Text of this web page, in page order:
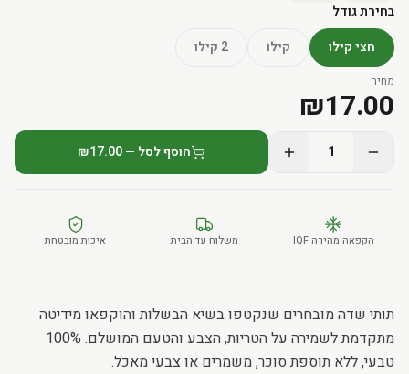
בחירת גודל
חצי קילו
קילו 2 קילו
מחיר
₪17.00
1 הוסף לסל — ₪17.00
הקפאה מהירה IQF משלוח עד הבית איכות מובטחת
תותי שדה מובחרים שנקטפו בשיא הבשלות והוקפאו מידיטה
מתקדמת לשמירה על הטריות, הצבע והטעם המושלם. 100%
טבעי, ללא תוספת סוכר, משמרים או צבעי מאכל.